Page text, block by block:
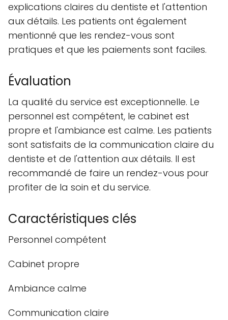
explications claires du dentiste et l'attention
aux détails. Les patients ont également
mentionné que les rendez-vous sont
pratiques et que les paiements sont faciles.
Évaluation
La qualité du service est exceptionnelle. Le
personnel est compétent, le cabinet est
propre et l'ambiance est calme. Les patients
sont satisfaits de la communication claire du
dentiste et de l'attention aux détails. Il est
recommandé de faire un rendez-vous pour
profiter de la soin et du service.
Caractéristiques clés
Personnel compétent
Cabinet propre
Ambiance calme
Communication claire